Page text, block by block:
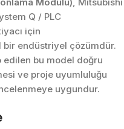
Q / PLC
için
endüstriyel çözümdür.
edilen bu model doğru
ve proje uyumluluğu
uygundur.